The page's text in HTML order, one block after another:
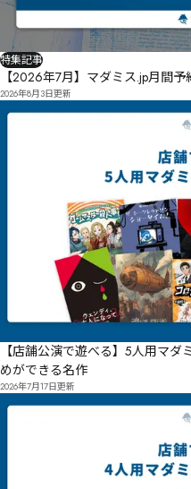
特集記事
【2026年7月】マダミス.jp月間
2026年8月3日更新
【店舗公演で遊べる】5人用マ
めができる名作
2026年7月17日更新